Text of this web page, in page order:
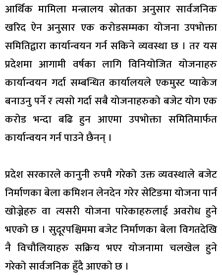
आर्थिक मामिला मन्त्रालय स्रोतका अनुसार सार्वजनिक
खरिद ऐन अनुसार एक करोडसम्मका योजना उपभोक्ता
समितिद्वारा कार्यान्वयन गर्न सकिने व्यवस्था छ । तर यस
प्रदेशमा आगामी वर्षका लागि विनियोजित योजनाहरु
कार्यान्वयन गर्दा सम्बन्धित कार्यालयले एकमुस्ट प्याकेज
बनाउनु पर्ने र त्यसो गर्दा सबै योजनाहरुको बजेट योग एक
करोड भन्दा बढि हुन आएमा उपभोक्ता समितिमार्फत
कार्यान्वयन गर्न पाउने छैनन् ।
प्रदेश सरकारले कानुनी रुपमै गरेको उक्त व्यवस्थाले बजेट
निर्माणका बेला कमिशन लेनदेन गरेर सेटिङमा योजना पार्न
खोज्नेहरु वा त्यसरी योजना पारेकाहरुलाई अवरोध हुने
भएको छ । सुदूरपश्चिममा बजेट निर्माणका बेला विगतदेखि
नै विचौलियाहरु सक्रिय भएर योजनामा चलखेल हुने
गरेको सार्वजनिक हुँदै आएको छ ।